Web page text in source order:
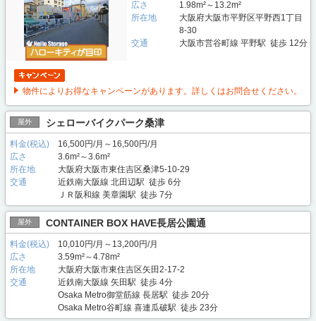
広さ
1.98m²～13.2m²
所在地
大阪府大阪市平野区平野西1丁目
8-30
交通
大阪市営谷町線 平野駅 徒歩 12分
物件によりお得なキャンペーンがあります。詳しくはお問合せください。
屋外 シェローバイクパーク桑津
料金(税込)
16,500円/月～16,500円/月
広さ
3.6m²～3.6m²
所在地
大阪府大阪市東住吉区桑津5-10-29
交通
近鉄南大阪線 北田辺駅 徒歩 6分
ＪＲ阪和線 美章園駅 徒歩 7分
屋外 CONTAINER BOX HAVE長居公園通
料金(税込)
10,010円/月～13,200円/月
広さ
3.59m²～4.78m²
所在地
大阪府大阪市東住吉区矢田2-17-2
交通
近鉄南大阪線 矢田駅 徒歩 4分
Osaka Metro御堂筋線 長居駅 徒歩 20分
Osaka Metro谷町線 喜連瓜破駅 徒歩 23分